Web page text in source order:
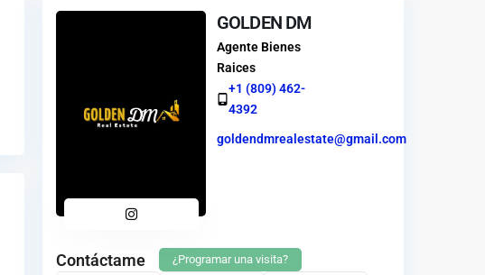
GOLDEN DM
Agente Bienes
Raices
+1 (809) 462-
4392
goldendmrealestate@gmail.com
Contáctame ¿Programar una visita?